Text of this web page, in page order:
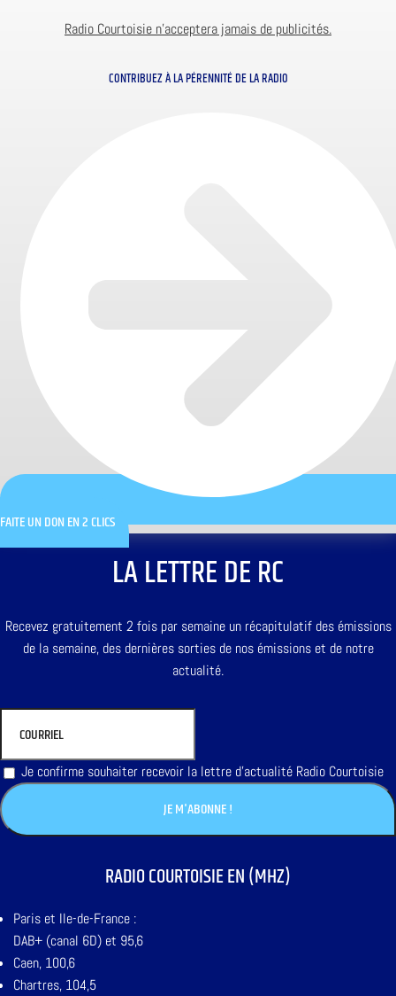
Radio Courtoisie n’acceptera jamais de publicités.
CONTRIBUEZ À LA PÉRENNITÉ DE LA RADIO
FAITE UN DON EN 2 CLICS
LA LETTRE DE RC
Recevez gratuitement 2 fois par semaine un récapitulatif des émissions
de la semaine, des dernières sorties de nos émissions et de notre
actualité.
Je confirme souhaiter recevoir la lettre d'actualité Radio Courtoisie
RADIO COURTOISIE EN (MHZ)
Paris et Ile-de-France :
DAB+ (canal 6D) et 95,6
Caen, 100,6
Chartres, 104,5